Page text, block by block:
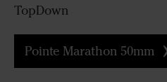
TopDown
Pointe Marathon 50mm